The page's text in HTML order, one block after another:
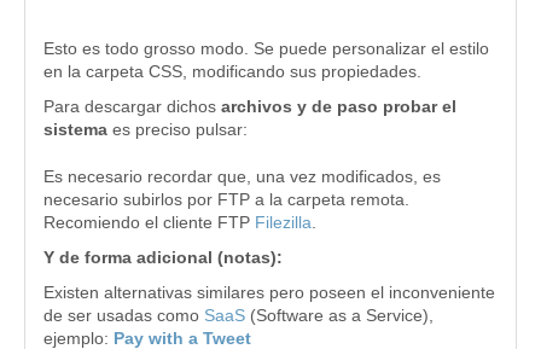
Esto es todo grosso modo. Se puede personalizar el estilo
en la carpeta CSS, modificando sus propiedades.
Para descargar dichos archivos y de paso probar el
sistema es preciso pulsar:
Es necesario recordar que, una vez modificados, es
necesario subirlos por FTP a la carpeta remota.
Recomiendo el cliente FTP Filezilla
Y de forma adicional (notas):
Existen alternativas similares pero poseen el inconveniente
de ser usadas como SaaS (Software as a Service),
ejemplo: Pay with a Tweet